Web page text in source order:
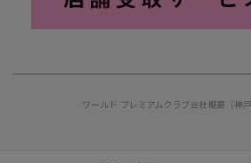
ワールド プレミアムクラブ 会社概要（神